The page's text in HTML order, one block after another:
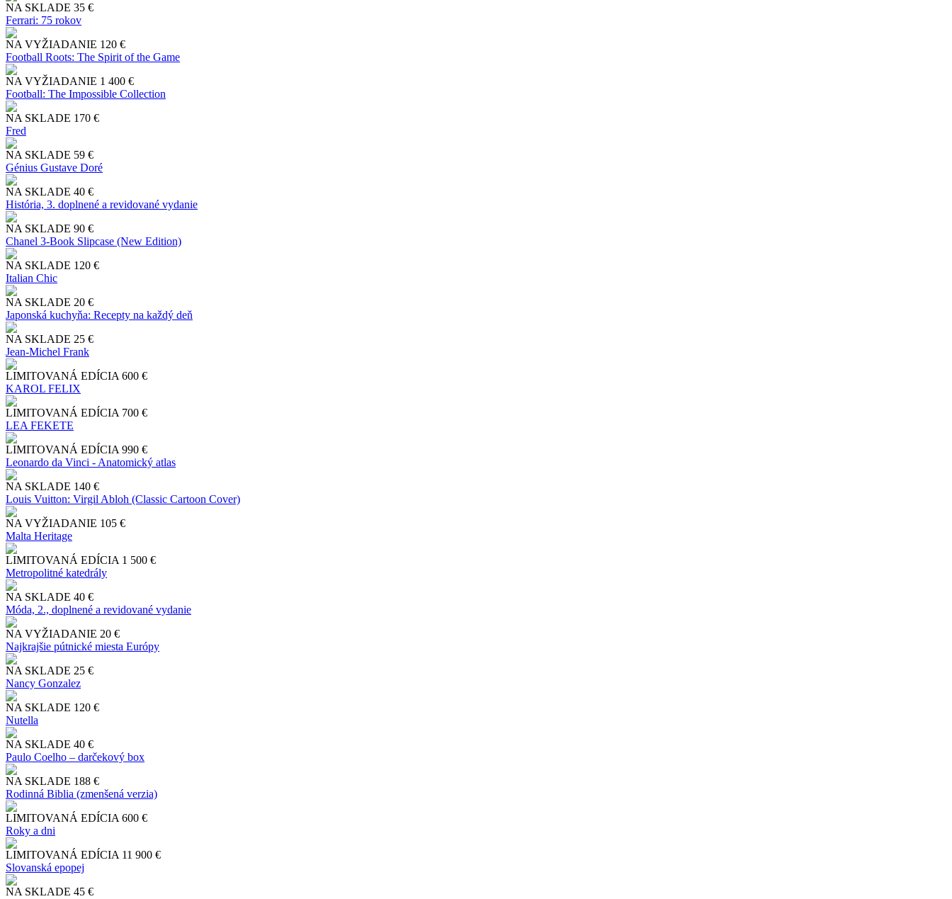
NA SKLADE 35 €
Ferrari: 75 rokov
NA VYŽIADANIE 120 €
Football Roots: The Spirit of the Game
NA VYŽIADANIE 1 400 €
Football: The Impossible Collection
NA SKLADE 170 €
Fred
NA SKLADE 59 €
Génius Gustave Doré
NA SKLADE 40 €
História, 3. doplnené a revidované vydanie
NA SKLADE 90 €
Chanel 3-Book Slipcase (New Edition)
NA SKLADE 120 €
Italian Chic
NA SKLADE 20 €
Japonská kuchyňa: Recepty na každý deň
NA SKLADE 25 €
Jean-Michel Frank
LIMITOVANÁ EDÍCIA 600 €
KAROL FELIX
LIMITOVANÁ EDÍCIA 700 €
LEA FEKETE
LIMITOVANÁ EDÍCIA 990 €
Leonardo da Vinci - Anatomický atlas
NA SKLADE 140 €
Louis Vuitton: Virgil Abloh (Classic Cartoon Cover)
NA VYŽIADANIE 105 €
Malta Heritage
LIMITOVANÁ EDÍCIA 1 500 €
Metropolitné katedrály
NA SKLADE 40 €
Móda, 2., doplnené a revidované vydanie
NA VYŽIADANIE 20 €
Najkrajšie pútnické miesta Európy
NA SKLADE 25 €
Nancy Gonzalez
NA SKLADE 120 €
Nutella
NA SKLADE 40 €
Paulo Coelho – darčekový box
NA SKLADE 188 €
Rodinná Biblia (zmenšená verzia)
LIMITOVANÁ EDÍCIA 600 €
Roky a dni
LIMITOVANÁ EDÍCIA 11 900 €
Slo​vanská epopej
NA SKLADE 45 €